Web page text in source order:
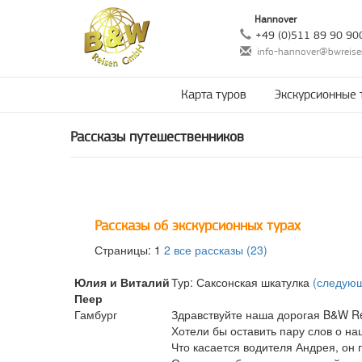
Hannover
+49 (0)511 89 90
info-
Карта туров Экскурсионные
Рассказы путешественников
Рассказы об экскурсионных турах
Страницы: 1 2 все рассказы (23)
Юлия и Виталий
Пеер
Гамбург
Тур: Саксонская шкатулка
Здравствуйте наша дорогая B&W
Хотели бы оставить пару слов о
Что касается водителя Андрея,